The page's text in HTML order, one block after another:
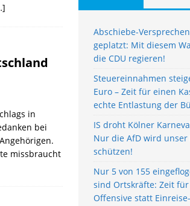
in
bei
missbraucht
Abschiebe-
geplatzt: Mit diesem
die CDU regieren!
Steuereinnahmen
Euro – Zeit für einen
echte Entlastung der
IS droht Kölner
Nur die AfD wird unser
schützen!
Nur 5 von 155
sind Ortskräfte: Zeit
Offensive statt